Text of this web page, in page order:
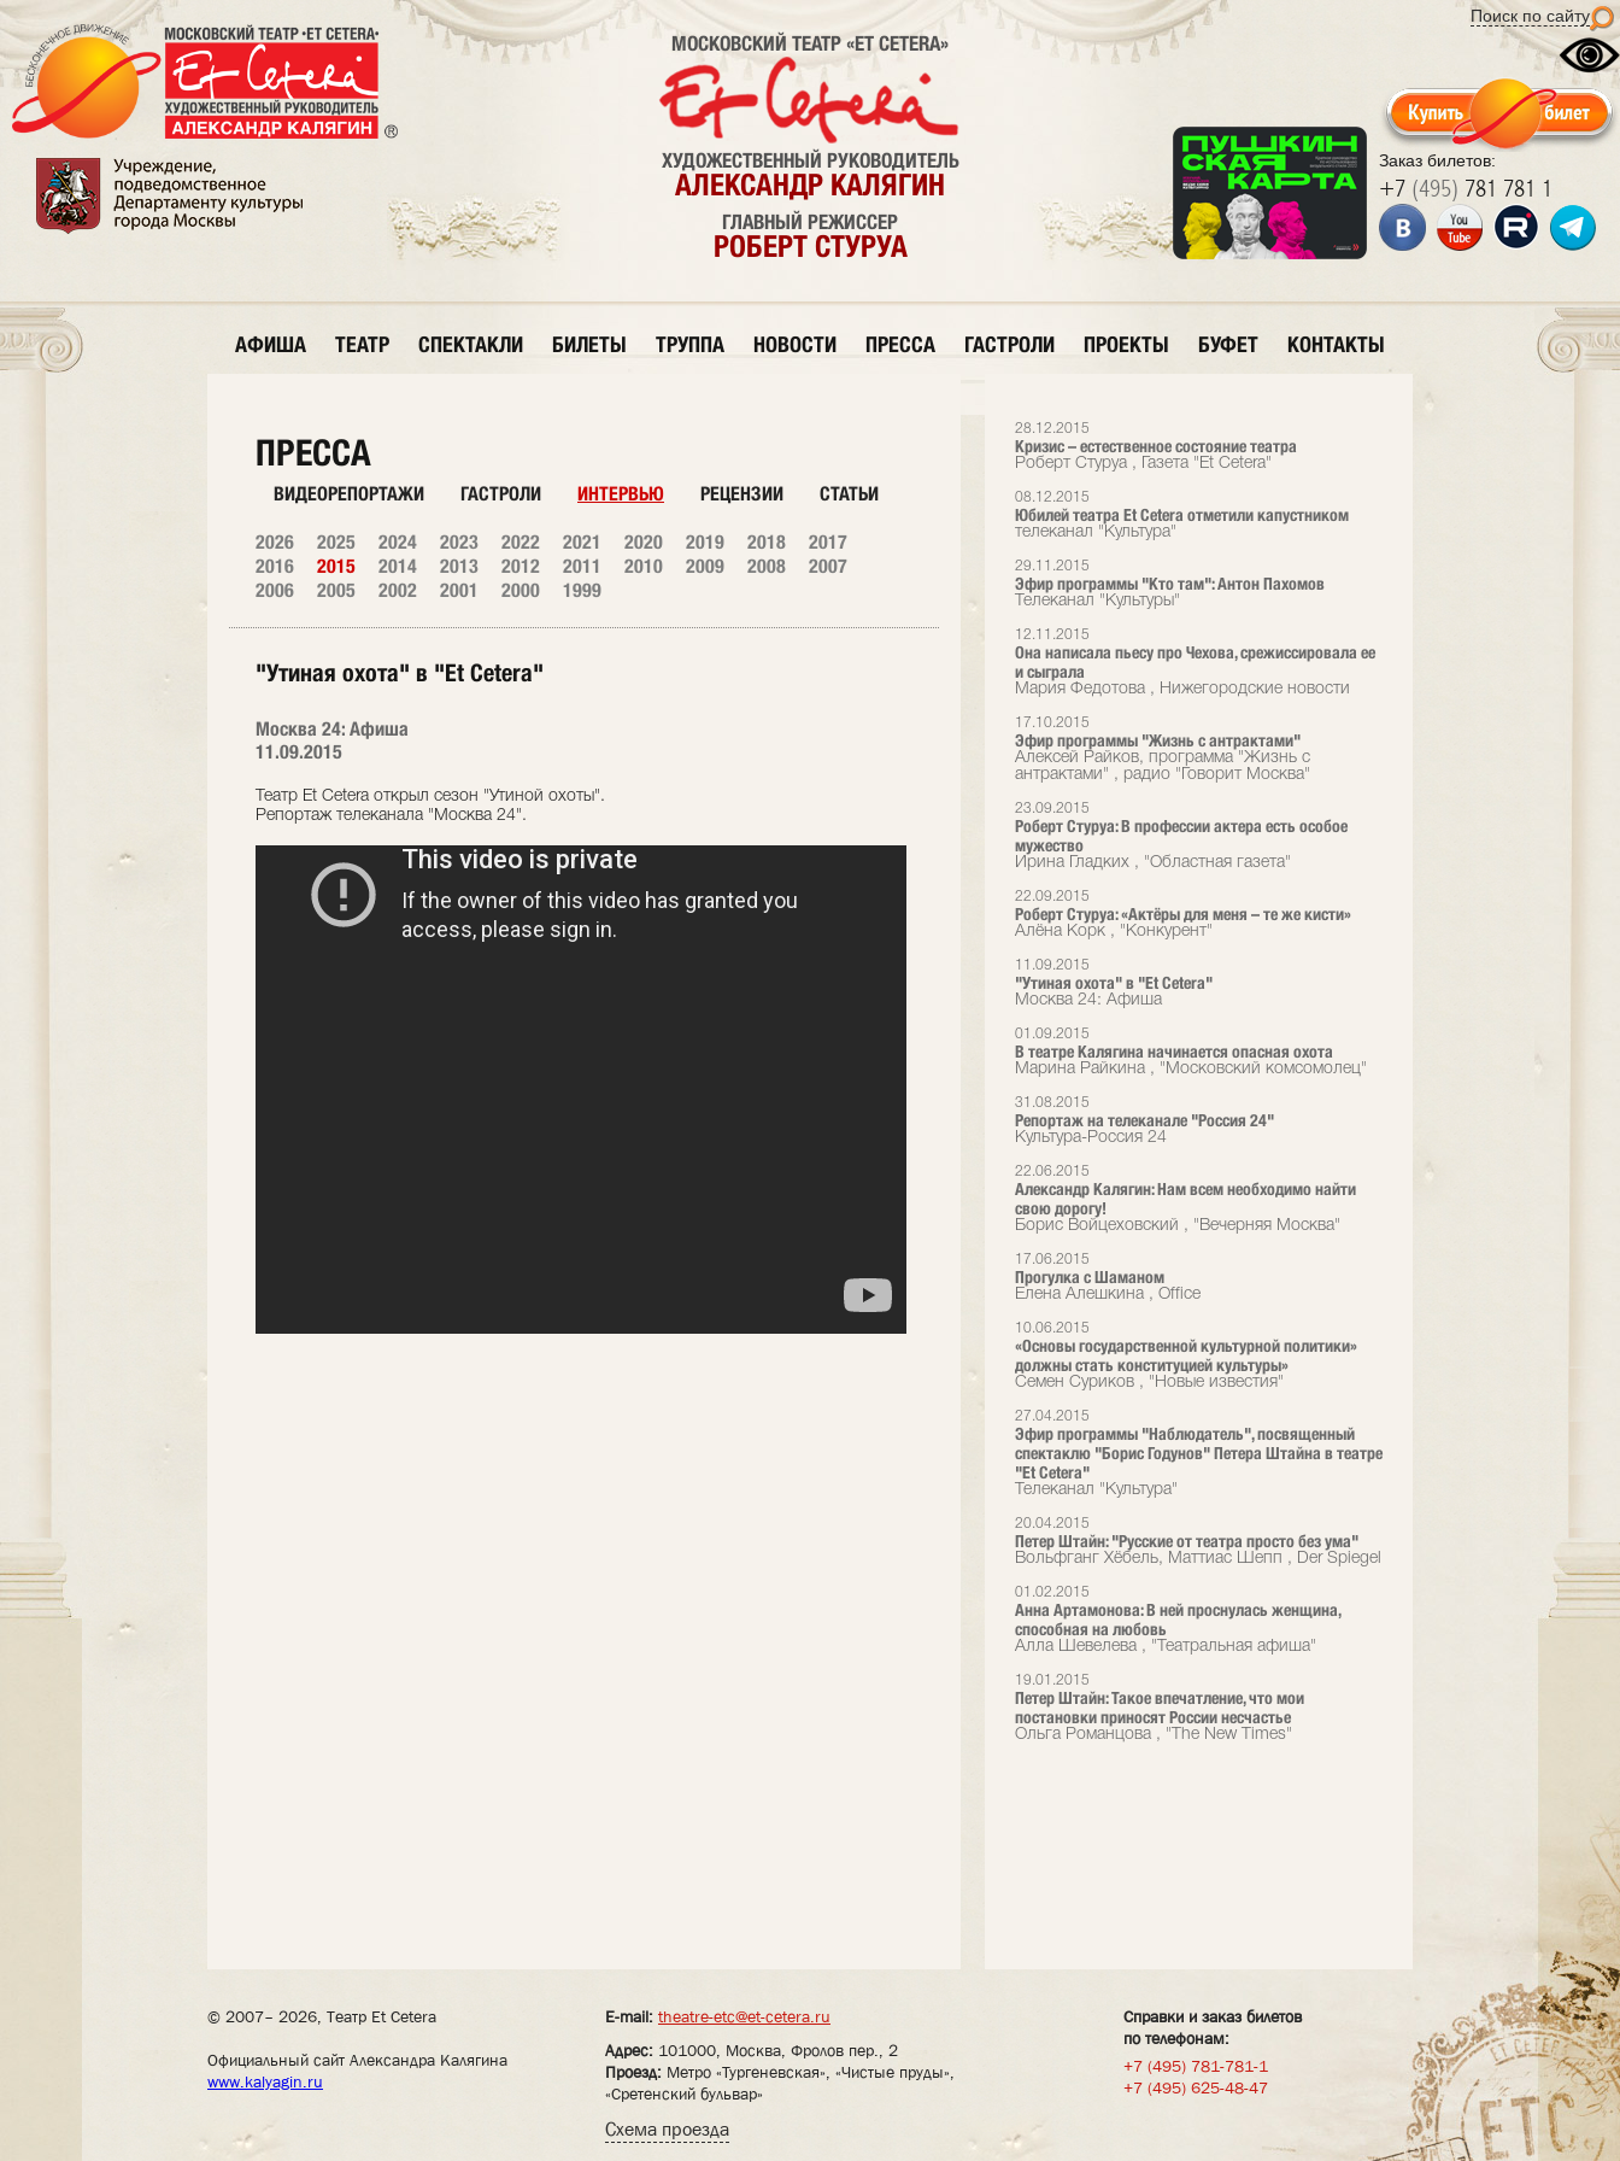
Поиск по сайту
Заказ билетов:
+7 (495) 781 781 1
МОСКОВСКИЙ ТЕАТР «ET CETERA»
ХУДОЖЕСТВЕННЫЙ РУКОВОДИТЕЛЬ
АЛЕКСАНДР КАЛЯГИН
ГЛАВНЫЙ РЕЖИССЕР
РОБЕРТ СТУРУА
АФИША ТЕАТР СПЕКТАКЛИ БИЛЕТЫ ТРУППА НОВОСТИ ПРЕССА ГАСТРОЛИ ПРОЕКТЫ БУФЕТ КОНТАКТЫ
28.12.2015
Кризис – естественное состояние театра
Роберт Стуруа , Газета "Et Cetera"
08.12.2015
Юбилей театра Et Cetera отметили капустником
телеканал "Культура"
29.11.2015
Эфир программы "Кто там": Антон Пахомов
Телеканал "Культуры"
12.11.2015
Она написала пьесу про Чехова, срежиссировала ее
и сыграла
Мария Федотова , Нижегородские новости
17.10.2015
Эфир программы "Жизнь с антрактами"
Алексей Райков, программа "Жизнь с
антрактами" , радио "Говорит Москва"
23.09.2015
Роберт Стуруа: В профессии актера есть особое
мужество
Ирина Гладких , "Областная газета"
22.09.2015
Роберт Стуруа: «Актёры для меня – те же кисти»
Алёна Корк , "Конкурент"
11.09.2015
"Утиная охота" в "Et Cetera"
Москва 24: Афиша
01.09.2015
В театре Калягина начинается опасная охота
Марина Райкина , "Московский комсомолец"
31.08.2015
Репортаж на телеканале "Россия 24"
Культура-Россия 24
22.06.2015
Александр Калягин: Нам всем необходимо найти
свою дорогу!
Борис Войцеховский , "Вечерняя Москва"
17.06.2015
Прогулка с Шаманом
Елена Алешкина , Office
10.06.2015
«Основы государственной культурной политики»
должны стать конституцией культуры»
Семен Суриков , "Новые известия"
27.04.2015
Эфир программы "Наблюдатель", посвященный
спектаклю "Борис Годунов" Петера Штайна в театре
"Et Cetera"
Телеканал "Культура"
20.04.2015
Петер Штайн: "Русские от театра просто без ума"
Вольфганг Хёбель, Маттиас Шепп , Der Spiegel
01.02.2015
Анна Артамонова: В ней проснулась женщина,
способная на любовь
Алла Шевелева , "Театральная афиша"
19.01.2015
Петер Штайн: Такое впечатление, что мои
постановки приносят России несчастье
Ольга Романцова , "The New Times"
ПРЕССА
ВИДЕОРЕПОРТАЖИ ГАСТРОЛИ ИНТЕРВЬЮ РЕЦЕНЗИИ СТАТЬИ
2026 2025 2024 2023 2022 2021 2020 2019 2018
2017
2016
2015 2014 2013 2012 2011 2010 2009 2008
2007
2006
2005 2002 2001 2000 1999
"Утиная охота" в "Et Cetera"
Москва 24: Афиша
11.09.2015
Театр Et Cetera открыл сезон "Утиной охоты".
Репортаж телеканала "Москва 24".
© 2007– 2026, Театр Et Cetera
Официальный сайт Александра Калягина
www.kalyagin.ru
E-mail: theatre-etc@et-cetera.ru
Адрес: 101000, Москва, Фролов пер., 2
Проезд: Метро «Тургеневская», «Чистые пруды»,
«Сретенский бульвар»
Схема проезда
Справки и заказ билетов
по телефонам:
+7 (495) 781-781-1
+7 (495) 625-48-47